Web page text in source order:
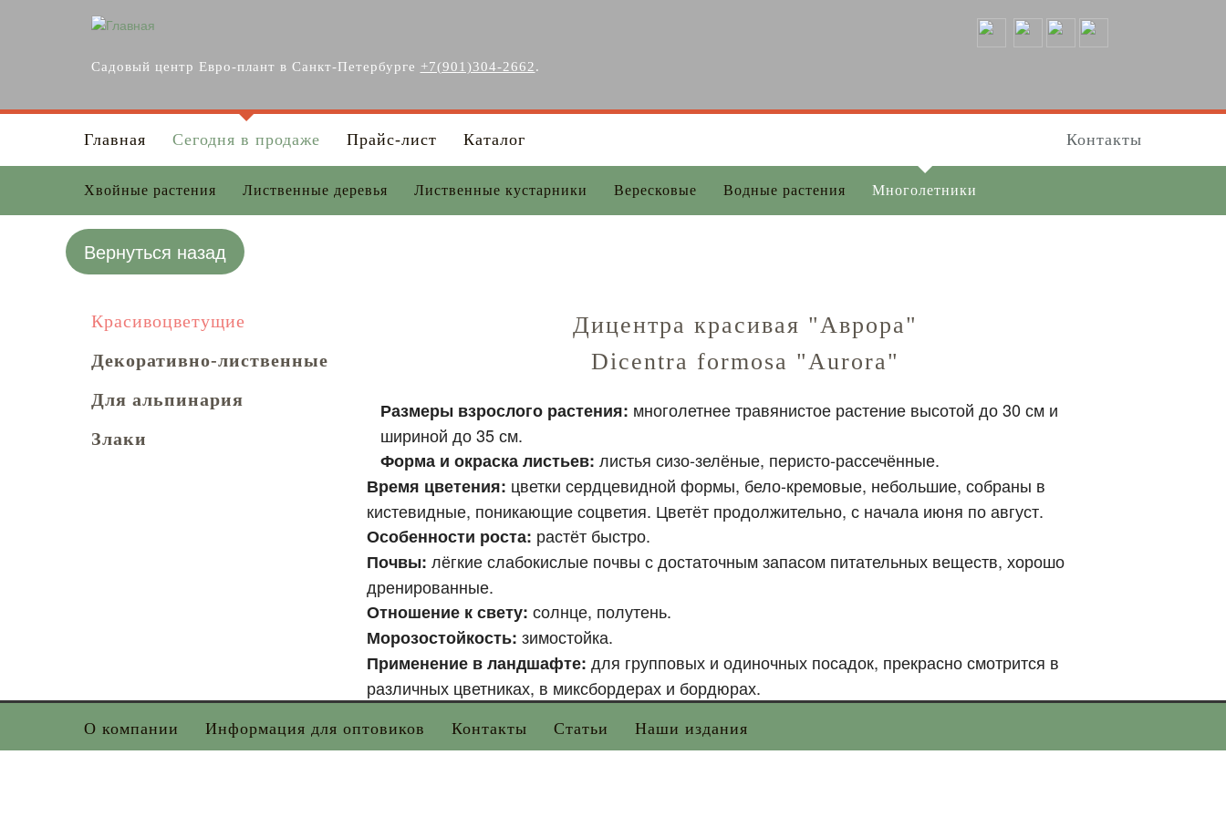
Садовый центр Евро-плант в Санкт-Петербурге +7(901)304-2662.
Главная Сегодня в продаже Прайс-лист Каталог Контакты
Хвойные растения Лиственные деревья Лиственные кустарники Вересковые Водные растения Многолетники
Вернуться назад
Красивоцветущие
Декоративно-лиственные
Для альпинария
Злаки
Дицентра красивая "Аврора"
Dicentra formosa "Aurora"
Размеры взрослого растения: многолетнее травянистое растение высотой до 30 см и
шириной до 35 см.
Форма и окраска листьев: листья сизо-зелёные, перисто-рассечённые.
Время цветения: цветки сердцевидной формы, бело-кремовые, небольшие, собраны в
кистевидные, поникающие соцветия. Цветёт продолжительно, с начала июня по август.
Особенности роста: растёт быстро.
Почвы: лёгкие слабокислые почвы с достаточным запасом питательных веществ, хорошо
дренированные.
Отношение к свету: солнце, полутень.
Морозостойкость: зимостойка.
Применение в ландшафте: для групповых и одиночных посадок, прекрасно смотрится в
различных цветниках, в миксбордерах и бордюрах.
О компании Информация для оптовиков Контакты Статьи Наши издания